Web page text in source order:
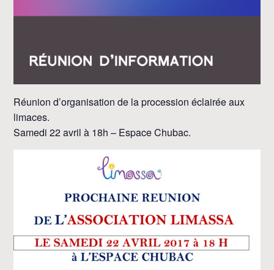
Réunion d’organisation de la procession éclairée aux
limaces.
Samedi 22 avril à 18h – Espace Chubac.